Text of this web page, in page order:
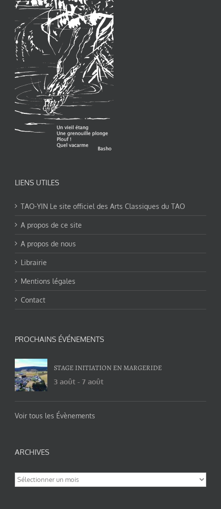
LIENS UTILES
TAO-YIN Le site officiel des Arts Classiques du TAO
A propos de ce site
A propos de nous
Librairie
Mentions légales
Contact
PROCHAINS ÉVÉNEMENTS
STAGE INITIATION EN MARGERIDE
3 août - 7 août
Voir tous les Évènements
ARCHIVES
Archives